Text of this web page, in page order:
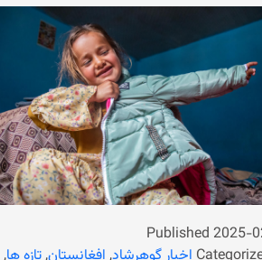
Published 2025-